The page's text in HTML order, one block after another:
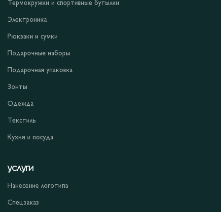
Термокружки и спортивные бутылки
Электроника
Рюкзаки и сумки
Подарочные наборы
Подарочная упаковка
Зонты
Одежда
Текстиль
Кухня и посуда
УСЛУГИ
Нанесение логотипа
Спецзаказ